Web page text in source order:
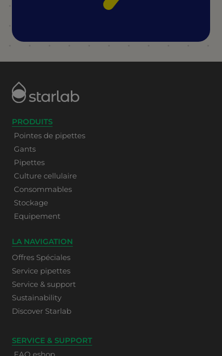
PRODUITS
Pointes de pipettes
Gants
Pipettes
Culture cellulaire
Consommables
Stockage
Equipement
LA NAVIGATION
Offres Spéciales
Service pipettes
Service & support
Sustainability
Discover Starlab
SERVICE & SUPPORT